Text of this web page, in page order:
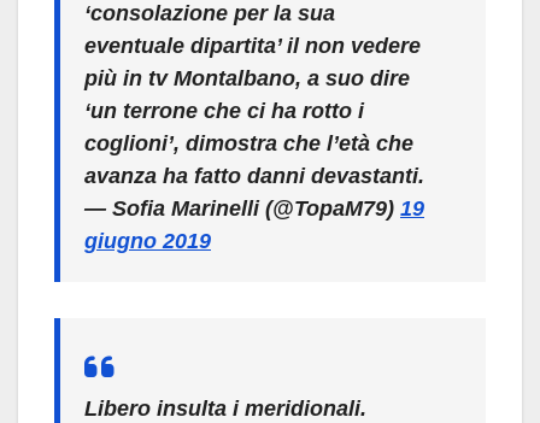
‘consolazione per la sua
eventuale dipartita’ il non vedere
più in tv Montalbano, a suo dire
‘un terrone che ci ha rotto i
coglioni’, dimostra che l’età che
avanza ha fatto danni devastanti.
— Sofia Marinelli (@TopaM79) 19
giugno 2019
Libero insulta i meridionali.